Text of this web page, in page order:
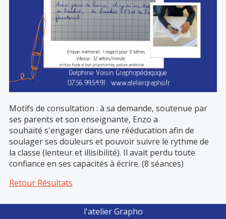
Motifs de consultation : à sa demande, soutenue par
ses parents et son enseignante, Enzo a
souhaité s'engager dans une rééducation afin de
soulager ses douleurs et pouvoir suivre le rythme de
la classe (lenteur et illisibilité). Il avait perdu toute
confiance en ses capacités à écrire. (8 séances)
Retour Résultats
l'atelier Grapho